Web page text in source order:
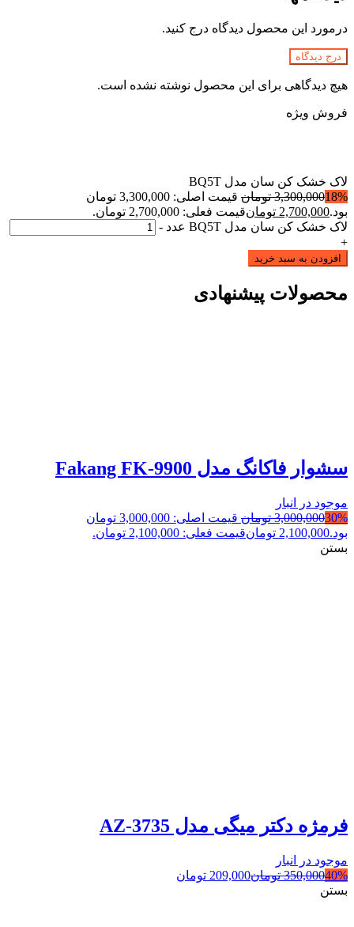
درمورد این محصول دیدگاه درج کنید.
درج دیدگاه
هیچ دیدگاهی برای این محصول نوشته نشده است.
فروش ویژه
لاک خشک کن سان مدل BQ5T
18%
3,300,000 تومان
قیمت اصلی: 3,300,000 تومان
بود.2,700,000 تومانقیمت فعلی: 2,700,000 تومان.
لاک خشک کن سان مدل BQ5T عدد
-
+
افزودن به سبد خرید
محصولات پیشنهادی
سشوار فاکانگ مدل Fakang FK-9900
موجود در انبار
30%
3,000,000 تومان
قیمت اصلی: 3,000,000 تومان
بود.2,100,000 تومانقیمت فعلی: 2,100,000 تومان.
بستن
فرمژه دکتر میگی مدل AZ-3735
موجود در انبار
40%
350,000 تومان209,000 تومان
بستن